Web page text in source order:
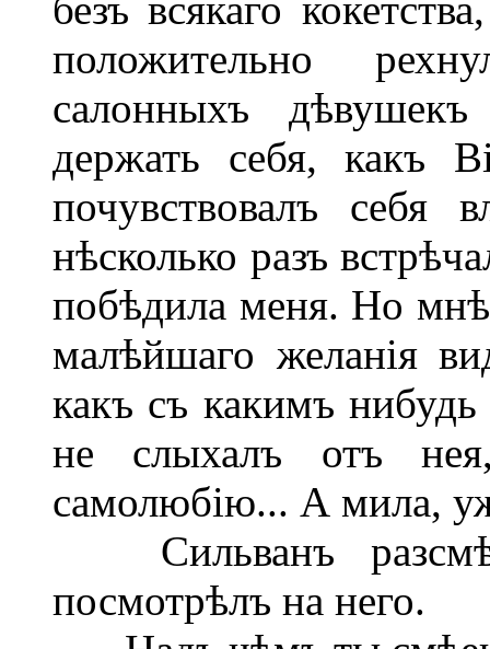
положительно
салонныхъ
держать себя, какъ
почувствовалъ себя
нѣсколько разъ
побѣдила меня. Но
малѣйшаго желанія
какъ съ какимъ
не слыхалъ отъ
самолюбію... А мила,
Сильванъ
посмотрѣлъ на него.